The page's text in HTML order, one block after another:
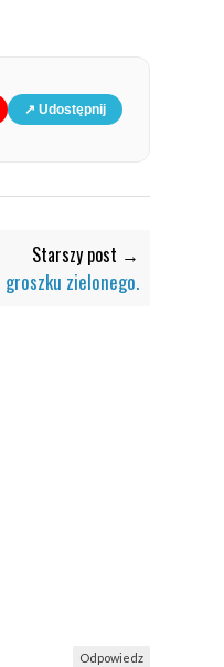
↗ Udostępnij
Starszy post →
zielonego.
Odpowiedz